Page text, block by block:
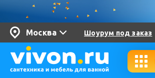
Москва Шоурум под заказ